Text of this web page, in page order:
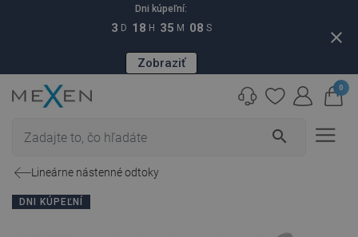
Dni kúpeľní:
3 D 18 H 35 M 07 S
Zobraziť
close
search
0
Lineárne nástenné odtoky
DNI KÚPEĽNÍ